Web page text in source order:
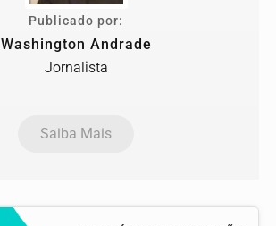
Publicado por:
Washington Andrade
Jornalista
Saiba Mais